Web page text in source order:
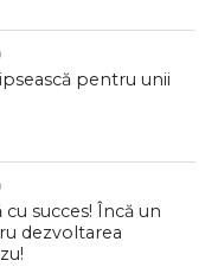
pentru unii
succes! Încă un
dezvoltarea